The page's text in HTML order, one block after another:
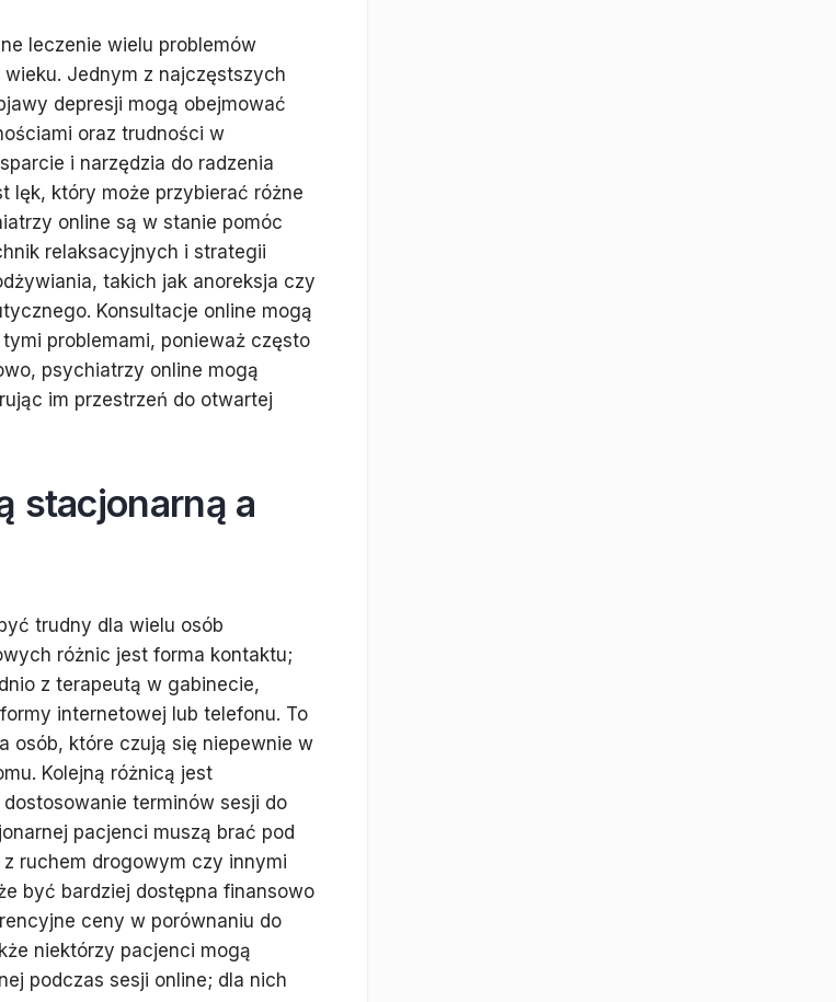
leczenie wielu problemów
Jednym z najczęstszych
depresji mogą obejmować
oraz trudności w
i narzędzia do radzenia
lęk, który może przybierać różne
online są w stanie pomóc
relaksacyjnych i strategii
takich jak anoreksja czy
Konsultacje online mogą
problemami, ponieważ często
psychiatrzy online mogą
im przestrzeń do otwartej
stacjonarną a
trudny dla wielu osób
różnic jest forma kontaktu;
z terapeutą w gabinecie,
internetowej lub telefonu. To
osób, które czują się niepewnie w
Kolejną różnicą jest
terminów sesji do
pacjenci muszą brać pod
ruchem drogowym czy innymi
być bardziej dostępna finansowo
ceny w porównaniu do
niektórzy pacjenci mogą
podczas sesji online; dla nich